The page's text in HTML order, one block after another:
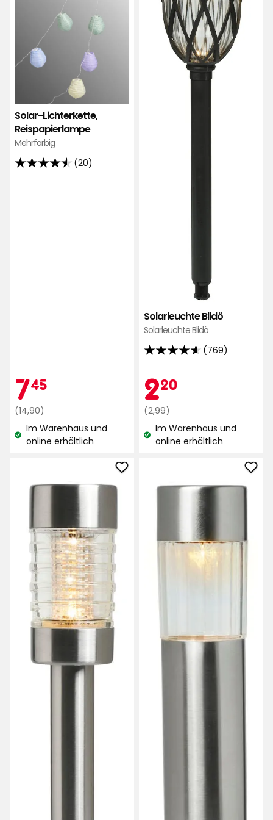
Solar-Lichterkette,
Reispapierlampe
Mehrfarbig
(20)
4.5
Aktionspreis
745
€
Regulärer
Preis
14,90
(14,90)
Lagerbestand:
Im Warenhaus und
online erhältlich
Solarleuchte Blidö
Solarleuchte Blidö
(769)
4.6
5
Sternen,
basierend
auf
769
220
€
Regulärer
Preis
2,99
(2,99)
Lagerbestand:
Im Warenhaus und
online erhältlich
Solarleuchte
Hammarö